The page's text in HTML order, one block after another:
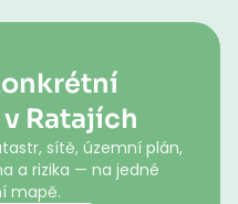
Ratajích
sítě, územní plán,
a rizika — na jedné
mapě.